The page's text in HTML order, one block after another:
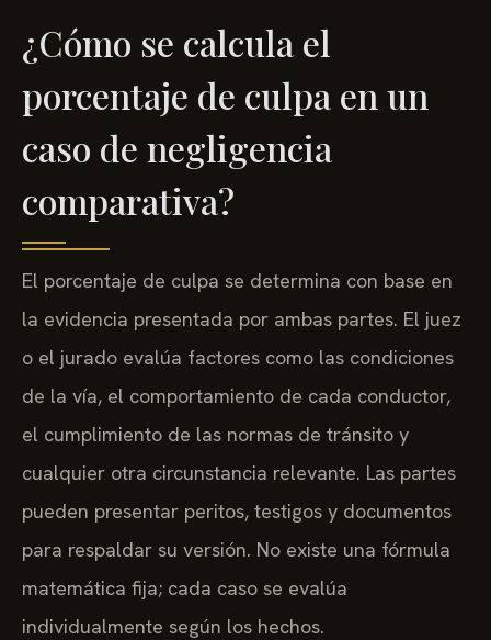
¿Cómo se calcula el
porcentaje de culpa en un
caso de negligencia
comparativa?
El porcentaje de culpa se determina con base en
la evidencia presentada por ambas partes. El juez
o el jurado evalúa factores como las condiciones
de la vía, el comportamiento de cada conductor,
el cumplimiento de las normas de tránsito y
cualquier otra circunstancia relevante. Las partes
pueden presentar peritos, testigos y documentos
para respaldar su versión. No existe una fórmula
matemática fija; cada caso se evalúa
individualmente según los hechos.